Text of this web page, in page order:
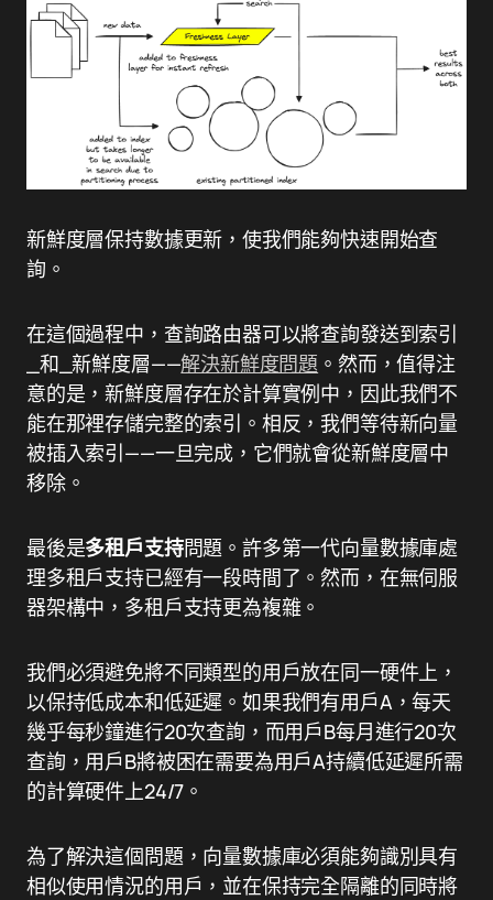
新鮮度層保持數據更新，使我們能夠快速開始查
詢。
在這個過程中，查詢路由器可以將查詢發送到索引
_和_新鮮度層——解決新鮮度問題 。然而，值得注
意的是，新鮮度層存在於計算實例中，因此我們不
能在那裡存儲完整的索引。相反，我們等待新向量
被插入索引——一旦完成，它們就會從新鮮度層中
移除。
最後是多租戶支持問題。許多第一代向量數據庫處
理多租戶支持已經有一段時間了。然而，在無伺服
器架構中，多租戶支持更為複雜。
我們必須避免將不同類型的用戶放在同一硬件上，
以保持低成本和低延遲。如果我們有用戶A，每天
幾乎每秒鐘進行20次查詢，而用戶B每月進行20次
查詢，用戶B將被困在需要為用戶A持續低延遲所需
的計算硬件上24/7。
為了解決這個問題，向量數據庫必須能夠識別具有
相似使用情況的用戶，並在保持完全隔離的同時將